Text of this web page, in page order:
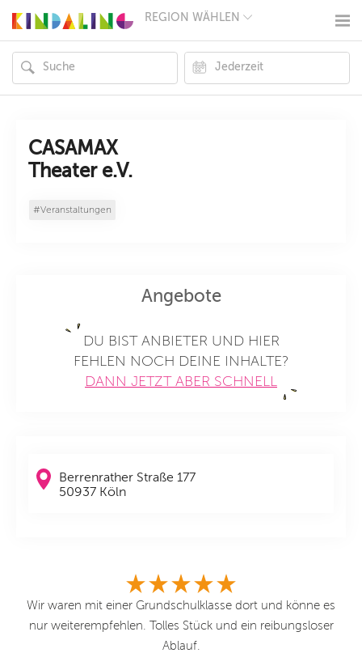
REGION WÄHLEN
MÜNCHEN
HAMBURG
FRANKFURT
KÖLN
CASAMAX
Theater e.V.
#Veranstaltungen
Angebote
DU BIST ANBIETER UND HIER
FEHLEN NOCH DEINE INHALTE?
DANN JETZT ABER SCHNELL
Berrenrather Straße 177
50937 Köln
Wir waren mit einer Grundschulklasse dort und könne es
nur weiterempfehlen. Tolles Stück und ein reibungsloser
Ablauf.